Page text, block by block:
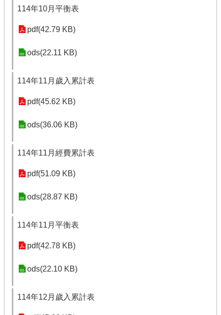
114年10月平衡表
pdf(42.79 KB)
ods(22.11 KB)
114年11月歲入累計表
pdf(45.62 KB)
ods(36.06 KB)
114年11月經費累計表
pdf(51.09 KB)
ods(28.87 KB)
114年11月平衡表
pdf(42.78 KB)
ods(22.10 KB)
114年12月歲入累計表